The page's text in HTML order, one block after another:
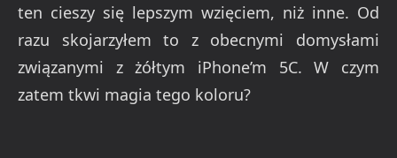
ten cieszy się lepszym wzięciem, niż inne. Od
razu skojarzyłem to z obecnymi domysłami
związanymi z żółtym iPhone’m 5C. W czym
zatem tkwi magia tego koloru?